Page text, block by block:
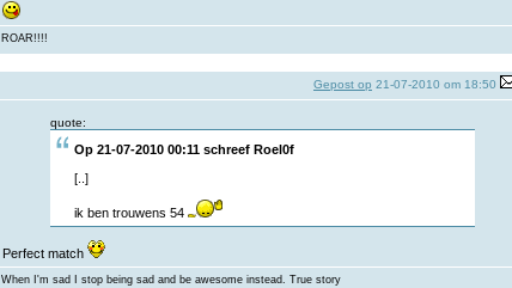
ROAR!!!!
Gepost op 21-07-2010 om 18:50
quote:
Op 21-07-2010 00:11 schreef Roel0f
[..]
ik ben trouwens 54
Perfect match
When I'm sad I stop being sad and be awesome instead. True story